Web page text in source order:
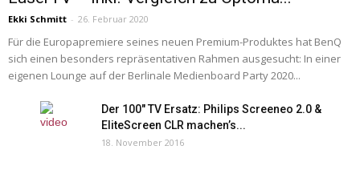
Ekki Schmitt - 26. Februar 2020
Für die Europapremiere seines neuen Premium-Produktes hat BenQ
sich einen besonders repräsentativen Rahmen ausgesucht: In einer
eigenen Lounge auf der Berlinale Medienboard Party 2020...
Der 100″ TV Ersatz: Philips Screeneo 2.0 &
EliteScreen CLR machen’s...
18. November 2016